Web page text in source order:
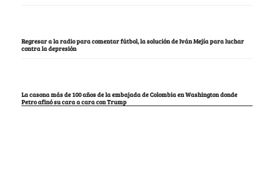
Regresar a la radio para comentar fútbol, la solución de Iván Mejía para luchar
contra la depresión
La casona más de 100 años de la embajada de Colombia en Washington donde
Petro afinó su cara a cara con Trump